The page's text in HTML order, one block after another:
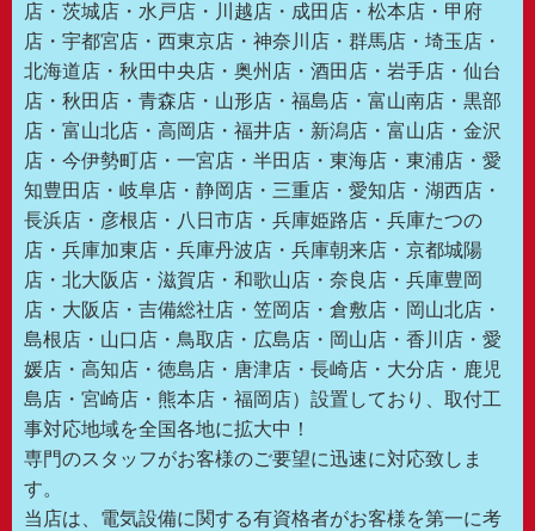
店・茨城店・水戸店・川越店・成田店・松本店・甲府
店・宇都宮店・西東京店・神奈川店・群馬店・埼玉店・
北海道店・秋田中央店・奥州店・酒田店・岩手店・仙台
店・秋田店・青森店・山形店・福島店・富山南店・黒部
店・富山北店・高岡店・福井店・新潟店・富山店・金沢
店・今伊勢町店・一宮店・半田店・東海店・東浦店・愛
知豊田店・岐阜店・静岡店・三重店・愛知店・湖西店・
長浜店・彦根店・八日市店・兵庫姫路店・兵庫たつの
店・兵庫加東店・兵庫丹波店・兵庫朝来店・京都城陽
店・北大阪店・滋賀店・和歌山店・奈良店・兵庫豊岡
店・大阪店・吉備総社店・笠岡店・倉敷店・岡山北店・
島根店・山口店・鳥取店・広島店・岡山店・香川店・愛
媛店・高知店・徳島店・唐津店・長崎店・大分店・鹿児
島店・宮崎店・熊本店・福岡店）設置しており、取付工
事対応地域を全国各地に拡大中！
専門のスタッフがお客様のご要望に迅速に対応致しま
す。
当店は、電気設備に関する有資格者がお客様を第一に考